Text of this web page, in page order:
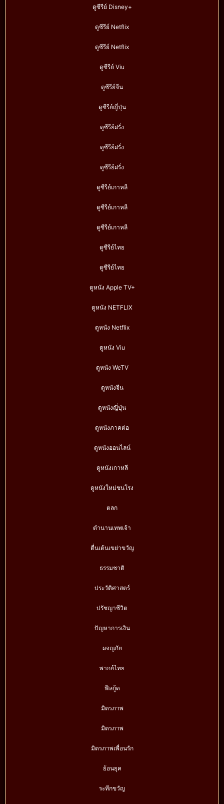
ดูซีรีย์ Disney+
ดูซีรีย์ Netflix
ดูซีรีย์ Netflix
ดูซีรีย์ Viu
ดูซีรีย์จีน
ดูซีรีย์ญี่ปุ่น
ดูซีรีย์ฝรั่ง
ดูซีรีย์ฝรั่ง
ดูซีรีย์ฝรั่ง
ดูซีรีย์เกาหลี
ดูซีรีย์เกาหลี
ดูซีรีย์เกาหลี
ดูซีรีย์ไทย
ดูซีรีย์ไทย
ดูหนัง Apple TV+
ดูหนัง NETFLIX
ดูหนัง Netflix
ดูหนัง Viu
ดูหนัง WeTV
ดูหนังจีน
ดูหนังญี่ปุ่น
ดูหนังภาคต่อ
ดูหนังออนไลน์
ดูหนังเกาหลี
ดูหนังใหม่ชนโรง
ตลก
ตำนานเทพเจ้า
ตื่นเต้นเขย่าขวัญ
ธรรมชาติ
ประวัติศาสตร์
ปรัชญาชีวิต
ปัญหาการเงิน
ผจญภัย
พากย์ไทย
ฟีลกู้ด
มิตรภาพ
มิตรภาพ
มิตรภาพเพื่อนรัก
ย้อนยุค
ระทึกขวัญ